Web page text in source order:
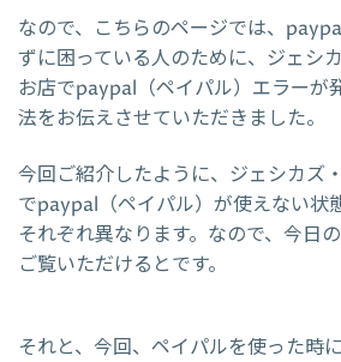
なので、こちらのページでは、
ずに困っている人のために、ジェシ
お店でpaypal（ペイパル）エラーが
法をお伝えさせていただきました。
今回ご紹介したように、ジェシカズ
でpaypal（ペイパル）が使えない状
それぞれ異なります。なので、今日
ご覧いただけるとです。
それと、今回、ペイパルを使った時